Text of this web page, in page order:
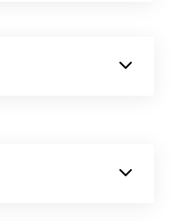
像與應用程式關聯